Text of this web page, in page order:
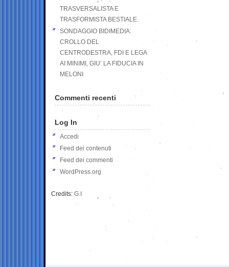
TRASVERSALISTA E
TRASFORMISTA BESTIALE.
SONDAGGIO BIDIMEDIA:
CROLLO DEL
CENTRODESTRA, FDI E LEGA
AI MINIMI, GIU’ LA FIDUCIA IN
MELONI
Commenti recenti
Log In
Accedi
Feed dei contenuti
Feed dei commenti
WordPress.org
Credits: G.I